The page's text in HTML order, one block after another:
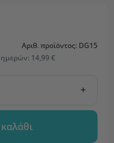
Αριθ. προϊόντος: DG15
14,99 €
+